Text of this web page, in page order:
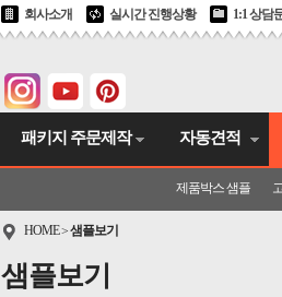
회사소개 실시간 진행상황 1:1 상담
패키지 주문제작 자동견적
제품박스 샘플
HOME>샘플보기
샘플보기